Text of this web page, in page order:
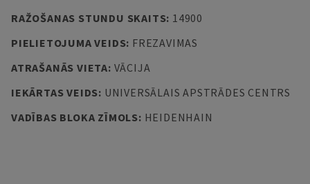
RAŽOŠANAS STUNDU SKAITS: 14900
PIELIETOJUMA VEIDS: FREZAVIMAS
ATRAŠANĀS VIETA: VĀCIJA
IEKĀRTAS VEIDS: UNIVERSĀLAIS APSTRĀDES CENTRS
VADĪBAS BLOKA ZĪMOLS: HEIDENHAIN